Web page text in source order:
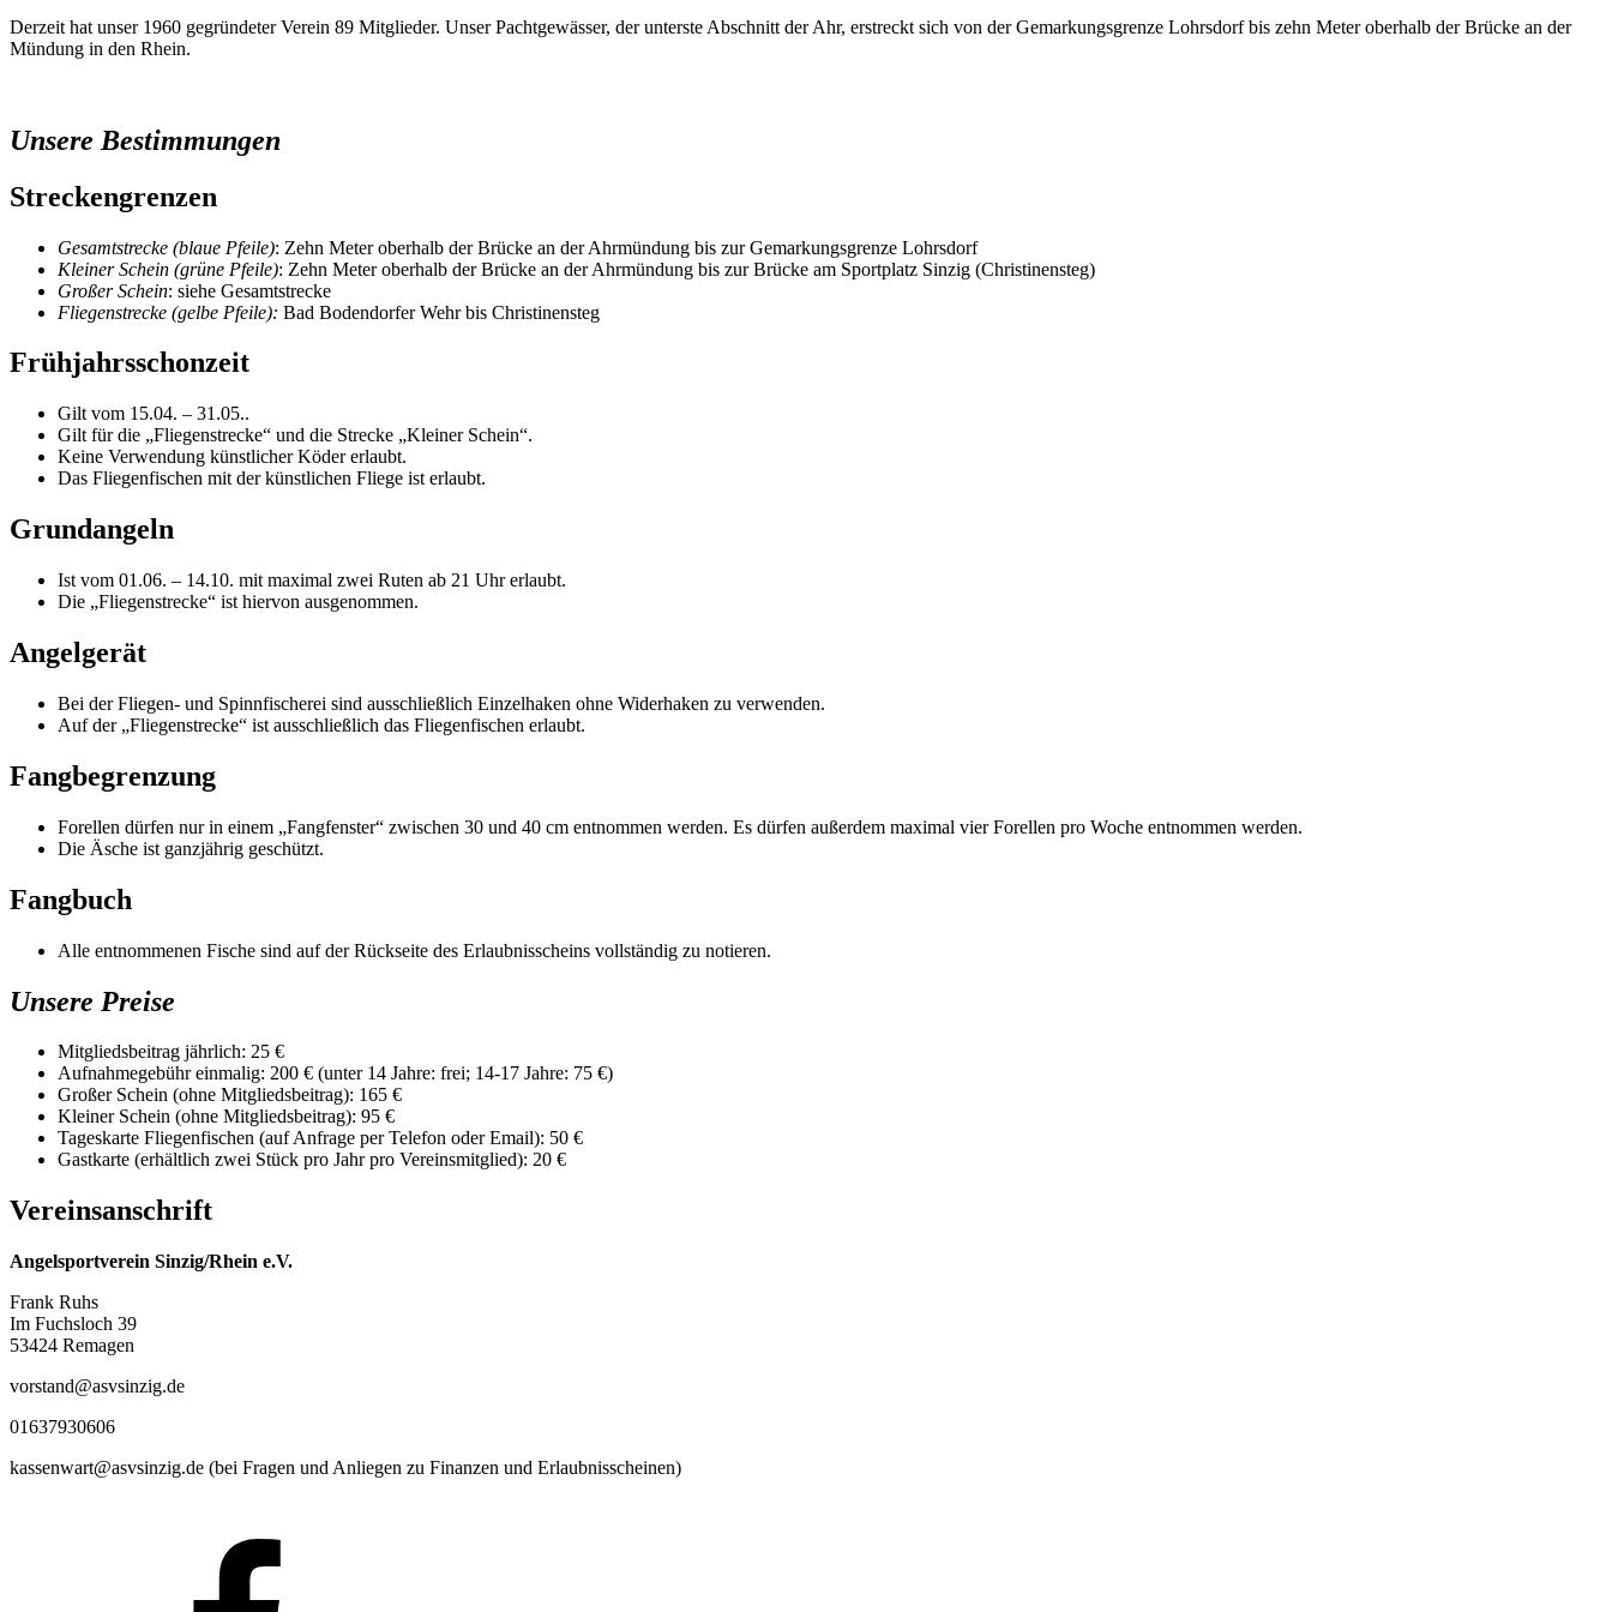
Derzeit hat unser 1960 gegründeter Verein 89 Mitglieder. Unser Pachtgewässer, der unterste Abschnitt der Ahr, erstreckt sich von der Gemarkungsgrenze Lohrsdorf bis zehn Meter oberhalb der Brücke an der
Mündung in den Rhein.
Unsere Bestimmungen
Streckengrenzen
Gesamtstrecke (blaue Pfeile): Zehn Meter oberhalb der Brücke an der Ahrmündung bis zur Gemarkungsgrenze Lohrsdorf
Kleiner Schein (grüne Pfeile): Zehn Meter oberhalb der Brücke an der Ahrmündung bis zur Brücke am Sportplatz Sinzig (Christinensteg)
Großer Schein: siehe Gesamtstrecke
Fliegenstrecke (gelbe Pfeile): Bad Bodendorfer Wehr bis Christinensteg
Frühjahrsschonzeit
Gilt vom 15.04. – 31.05..
Gilt für die „Fliegenstrecke“ und die Strecke „Kleiner Schein“.
Keine Verwendung künstlicher Köder erlaubt.
Das Fliegenfischen mit der künstlichen Fliege ist erlaubt.
Grundangeln
Ist vom 01.06. – 14.10. mit maximal zwei Ruten ab 21 Uhr erlaubt.
Die „Fliegenstrecke“ ist hiervon ausgenommen.
Angelgerät
Bei der Fliegen- und Spinnfischerei sind ausschließlich Einzelhaken ohne Widerhaken zu verwenden.
Auf der „Fliegenstrecke“ ist ausschließlich das Fliegenfischen erlaubt.
Fangbegrenzung
Forellen dürfen nur in einem „Fangfenster“ zwischen 30 und 40 cm entnommen werden. Es dürfen außerdem maximal vier Forellen pro Woche entnommen werden.
Die Äsche ist ganzjährig geschützt.
Fangbuch
Alle entnommenen Fische sind auf der Rückseite des Erlaubnisscheins vollständig zu notieren.
Unsere Preise
Mitgliedsbeitrag jährlich: 25 €
Aufnahmegebühr einmalig: 200 € (unter 14 Jahre: frei; 14-17 Jahre: 75 €)
Großer Schein (ohne Mitgliedsbeitrag): 165 €
Kleiner Schein (ohne Mitgliedsbeitrag): 95 €
Tageskarte Fliegenfischen (auf Anfrage per Telefon oder Email): 50 €
Gastkarte (erhältlich zwei Stück pro Jahr pro Vereinsmitglied): 20 €
Vereinsanschrift
Angelsportverein Sinzig/Rhein e.V.
Frank Ruhs
Im Fuchsloch 39
53424 Remagen
vorstand@asvsinzig.de
01637930606
kassenwart@asvsinzig.de (bei Fragen und Anliegen zu Finanzen und Erlaubnisscheinen)